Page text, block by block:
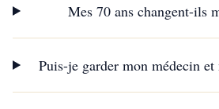
Mes 70 ans changent-ils
Puis-je garder mon médecin et